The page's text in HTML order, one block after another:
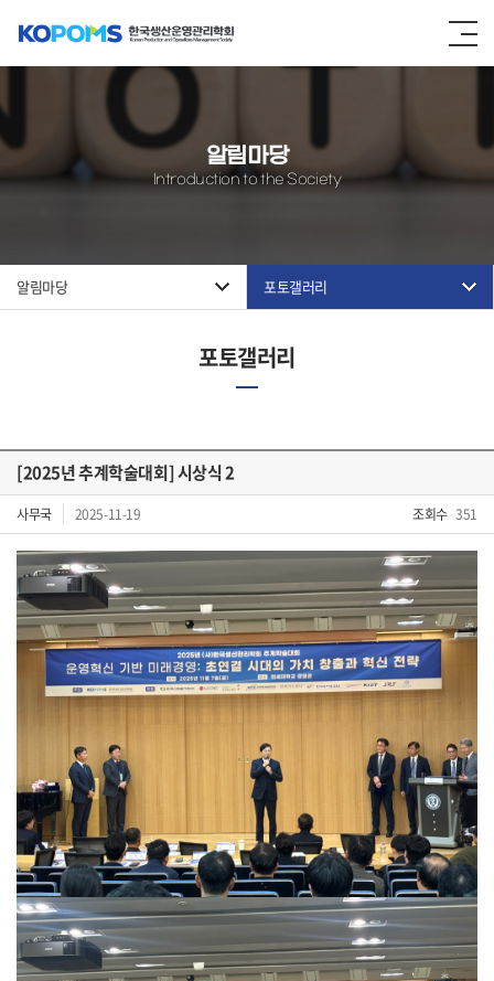
알림마당
Introduction to the Society
알림마당 포토갤러리
포토갤러리
[2025년 추계학술대회] 시상식 2
사무국 2025-11-19 조회수 351